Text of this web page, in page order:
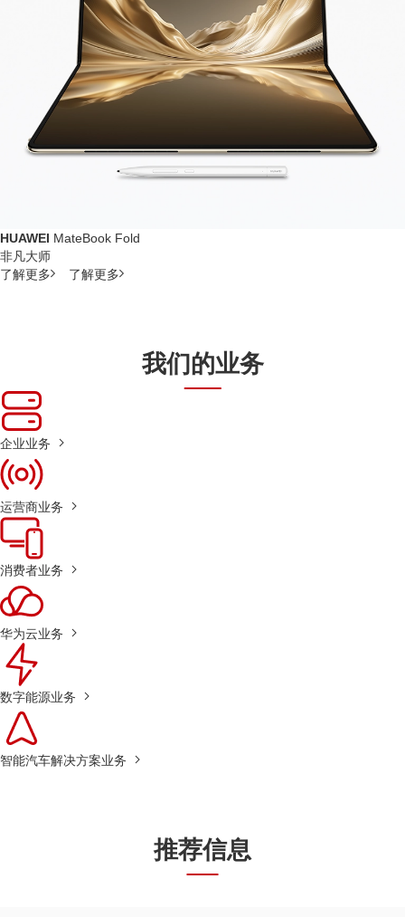
HUAWEI MateBook Fold
非凡大师
了解更多
了解更多
我们的业务
企业业务
运营商业务
消费者业务
华为云业务
数字能源业务
智能汽车解决方案业务
推荐信息